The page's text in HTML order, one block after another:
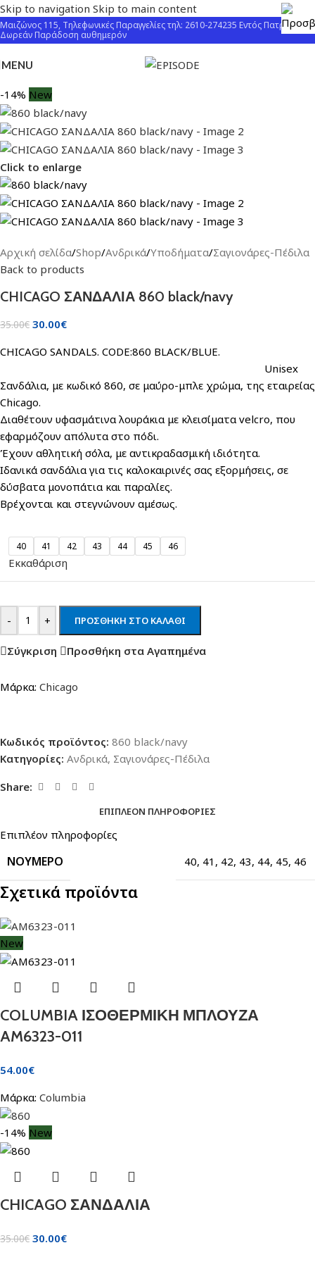
Skip to navigation Skip to main content
Μαιζώνος 115, Τηλεφωνικές Παραγγελίες τηλ: 2610-274235 Εντός Πατρών
Δωρεάν Παράδοση αυθημερόν
MENU
-14% New
Click to enlarge
Αρχική σελίδα/Shop/Ανδρικά/Υποδήματα/Σαγιονάρες-Πέδιλα
Back to products
CHICAGO ΣΑΝΔΑΛΙΑ 860 black/navy
35.00€ 30.00€
CHICAGO SANDALS. CODE:860 BLACK/BLUE.
Unisex
Σανδάλια, με κωδικό 860, σε μαύρο-μπλε χρώμα, της εταιρείας
Chicago.
Διαθέτουν υφασμάτινα λουράκια με κλεισίματα velcro, που
εφαρμόζουν απόλυτα στο πόδι.
Έχουν αθλητική σόλα, με αντικραδασμική ιδιότητα.
Ιδανικά σανδάλια για τις καλοκαιρινές σας εξορμήσεις, σε
δύσβατα μονοπάτια και παραλίες.
Βρέχονται και στεγνώνουν αμέσως.
40 41 42 43 44 45 46
Εκκαθάριση
- + ΠΡΟΣΘΉΚΗ ΣΤΟ ΚΑΛΆΘΙ
Σύγκριση Προσθήκη στα Αγαπημένα
Μάρκα: Chicago
Κωδικός προϊόντος: 860 black/navy
Κατηγορίες: Ανδρικά, Σαγιονάρες-Πέδιλα
Share:
ΕΠΙΠΛΈΟΝ ΠΛΗΡΟΦΟΡΊΕΣ
Επιπλέον πληροφορίες
ΝΟΎΜΕΡΟ 40, 41 , 42, 43, 44, 45, 46
Σχετικά προϊόντα
New
COLUMBIA ΙΣΟΘΕΡΜΙΚΗ ΜΠΛΟΥΖΑ
AM6323-011
54.00€
Μάρκα: Columbia
-14% New
CHICAGO ΣΑΝΔΑΛΙΑ
35.00€ 30.00€